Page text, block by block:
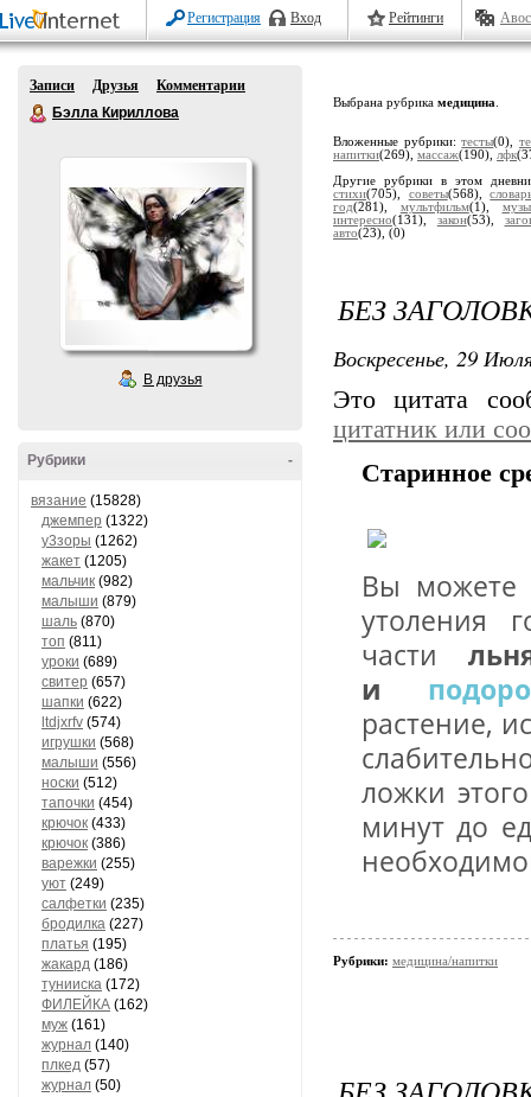
Регистрация Вход Рейтинги
Записи Друзья
Комментарии
Бэлла Кириллова
В друзья
-
Рубрики
вязание (15828)
джемпер (1322)
у3зоры (1262)
жакет (1205)
мальчик (982)
малыши (879)
шаль (870)
топ (811)
уроки (689)
свитер (657)
шапки (622)
ltdjxrfv (574)
игрушки (568)
малыши (556)
носки (512)
тапочки (454)
крючок (433)
крючок (386)
варежки (255)
уют (249)
салфетки (235)
бродилка (227)
платья (195)
жакард (186)
тунииска (172)
ФИЛЕЙКА (162)
муж (161)
журнал (140)
плкед (57)
журнал (50)
Выбрана рубрика медицина
Вложенные рубрики:тесты(0),
напитки(269), массаж(190), лфк
Другие рубрики в этом
стихи(705), советы(568),
год(281), мультфильм(1),
интересно(131), закон(53),
авто(23), (0)
БЕЗ
Воскресенье, 29
Это цитата
цитатник или
Старинное
Вы можете
утоления
части
и
растение,
ложки
минут до
Рубрики: медицина/напитки